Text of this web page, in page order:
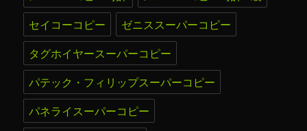
セイコーコピー
ゼニススーパーコピー
タグホイヤースーパーコピー
パテック・フィリップスーパーコピー
パネライスーパーコピー